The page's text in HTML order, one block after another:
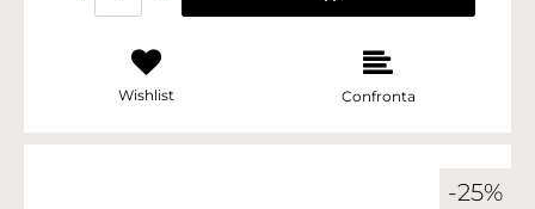
Wishlist Confronta
-25%